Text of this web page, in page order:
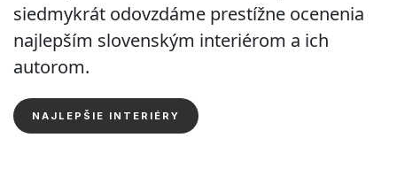
siedmykrát odovzdáme prestížne ocenenia
najlepším slovenským interiérom a ich
autorom.
NAJLEPŠIE INTERIÉRY